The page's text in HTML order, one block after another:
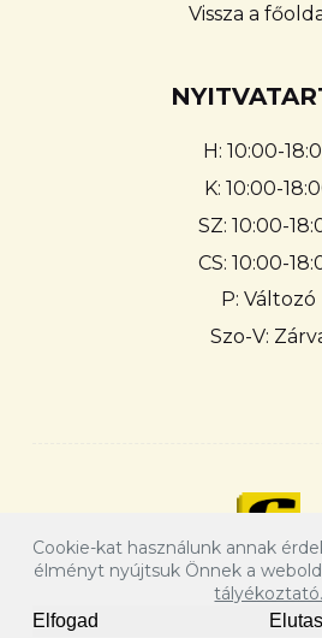
Cookie-kat használunk annak
élményt nyújtsuk Önnek a
tályékoztató.
Elfogad
Vissza a
H: 10:00-
K: 10:00-
SZ: 10:00-
CS: 10:00-
P: Változó
Szo-V:
Copyright © 2026 - COPY